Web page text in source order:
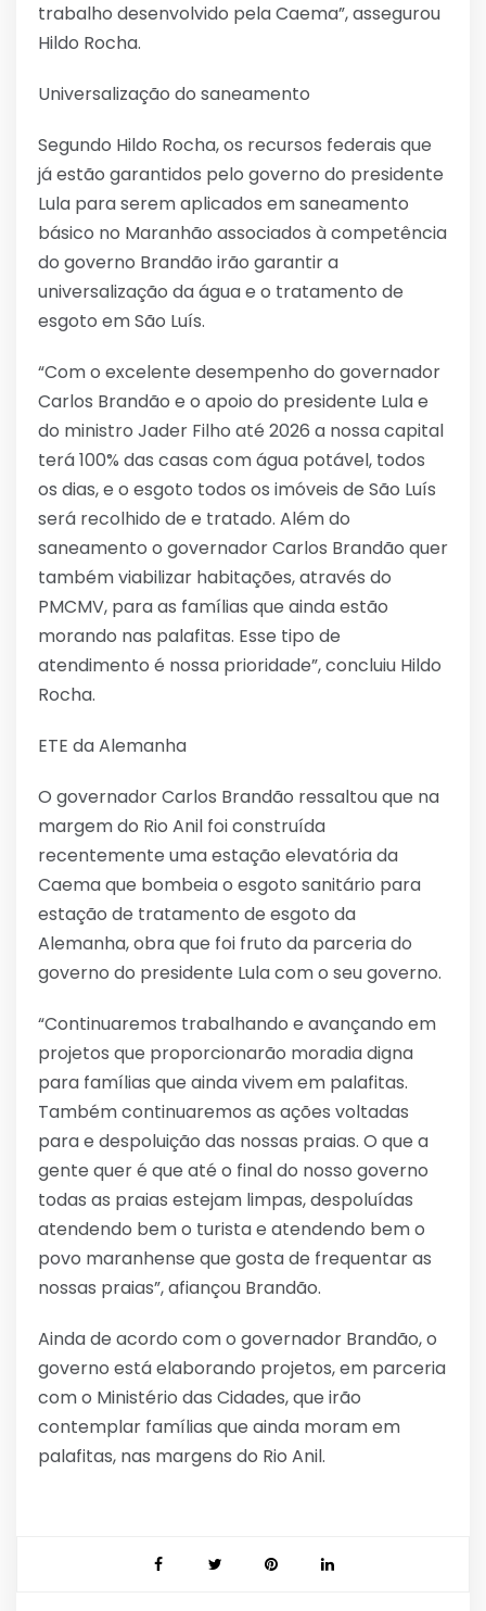
trabalho desenvolvido pela Caema”, assegurou
Hildo Rocha.
Universalização do saneamento
Segundo Hildo Rocha, os recursos federais que
já estão garantidos pelo governo do presidente
Lula para serem aplicados em saneamento
básico no Maranhão associados à competência
do governo Brandão irão garantir a
universalização da água e o tratamento de
esgoto em São Luís.
“Com o excelente desempenho do governador
Carlos Brandão e o apoio do presidente Lula e
do ministro Jader Filho até 2026 a nossa capital
terá 100% das casas com água potável, todos
os dias, e o esgoto todos os imóveis de São Luís
será recolhido de e tratado. Além do
saneamento o governador Carlos Brandão quer
também viabilizar habitações, através do
PMCMV, para as famílias que ainda estão
morando nas palafitas. Esse tipo de
atendimento é nossa prioridade”, concluiu Hildo
Rocha.
ETE da Alemanha
O governador Carlos Brandão ressaltou que na
margem do Rio Anil foi construída
recentemente uma estação elevatória da
Caema que bombeia o esgoto sanitário para
estação de tratamento de esgoto da
Alemanha, obra que foi fruto da parceria do
governo do presidente Lula com o seu governo.
“Continuaremos trabalhando e avançando em
projetos que proporcionarão moradia digna
para famílias que ainda vivem em palafitas.
Também continuaremos as ações voltadas
para e despoluição das nossas praias. O que a
gente quer é que até o final do nosso governo
todas as praias estejam limpas, despoluídas
atendendo bem o turista e atendendo bem o
povo maranhense que gosta de frequentar as
nossas praias”, afiançou Brandão.
Ainda de acordo com o governador Brandão, o
governo está elaborando projetos, em parceria
com o Ministério das Cidades, que irão
contemplar famílias que ainda moram em
palafitas, nas margens do Rio Anil.